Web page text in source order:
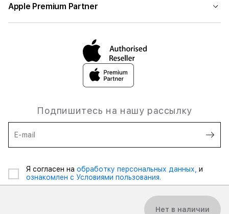
Нет в наличии
Apple Premium Partner
Подпишитесь на нашу рассылку
E-mail
Я согласен на обработку персональных данных, и
ознакомлен с Условиями пользования.